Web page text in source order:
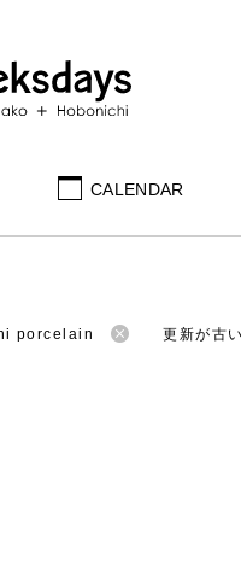
CALENDAR
porcelain 更新が古